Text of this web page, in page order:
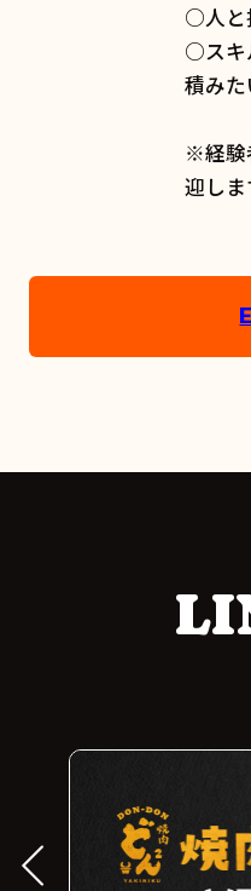
○人と
○スキ
積み
※経験
迎しま